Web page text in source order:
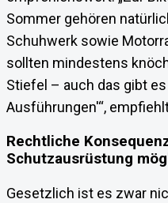
Sommer gehören
Schuhwerk sowie
sollten mindestens
Stiefel – auch das gibt
Ausführungen'“,
Rechtliche
Schutzausrüstung
Gesetzlich ist es zwar